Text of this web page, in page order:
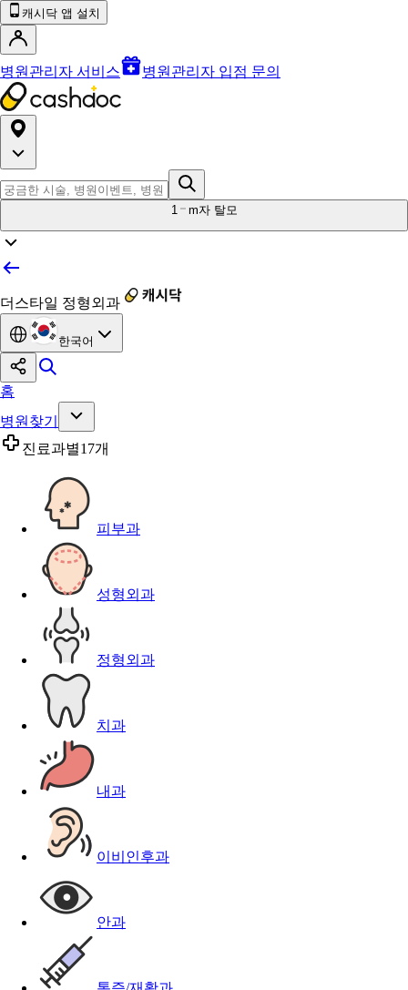
캐시닥 앱 설치
병원관리자 서비스 병원관리자 입점 문의
1 m자 탈모
더스타일 정형외과
한국어
홈
병원찾기
진료과별17개
피부과
성형외과
정형외과
치과
내과
이비인후과
안과